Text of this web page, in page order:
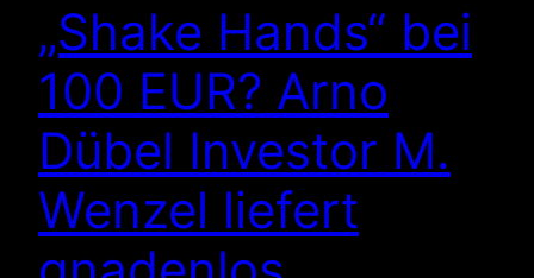
„Shake Hands“ bei
100 EUR? Arno
Dübel Investor M.
Wenzel liefert